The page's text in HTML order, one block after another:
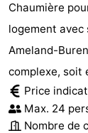
Chaumière
logement avec
Ameland-
complexe, soit
Price
Max. 24
Nombre de